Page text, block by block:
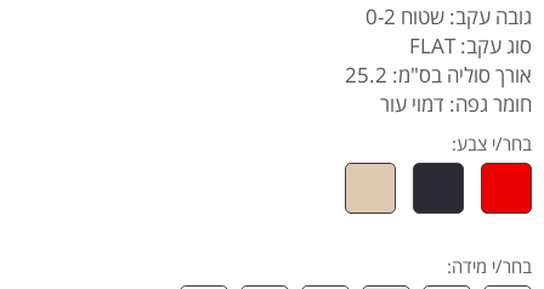
גובה עקב: שטוח 0-2
סוג עקב: FLAT
אורך סוליה בס"מ: 25.2
חומר גפה: דמוי עור
בחר/י צבע:
בחר/י מידה: